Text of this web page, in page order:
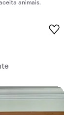
animais.